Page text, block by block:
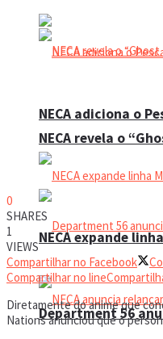
NECA revela o
Department 56
NECA adiciona o
NECA expande
0
SHARES
1
VIEWS
Compartilhar no Facebook
Compartilhar no line
Diretamente do anime que
Nations anunciou que o